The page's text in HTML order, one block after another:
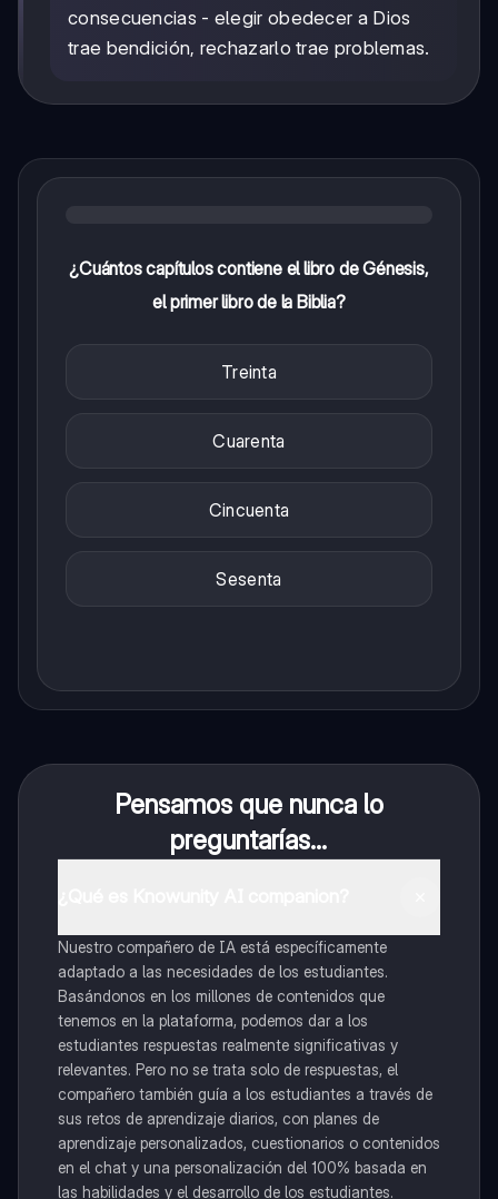
consecuencias - elegir obedecer a Dios
trae bendición, rechazarlo trae problemas.
¿Cuántos capítulos contiene el libro de Génesis,
el primer libro de la Biblia?
Treinta
Cuarenta
Cincuenta
Sesenta
Pensamos que nunca lo
preguntarías...
Nuestro compañero de IA está específicamente
adaptado a las necesidades de los estudiantes.
Basándonos en los millones de contenidos que
tenemos en la plataforma, podemos dar a los
estudiantes respuestas realmente significativas y
relevantes. Pero no se trata solo de respuestas, el
compañero también guía a los estudiantes a través de
sus retos de aprendizaje diarios, con planes de
aprendizaje personalizados, cuestionarios o contenidos
en el chat y una personalización del 100% basada en
las habilidades y el desarrollo de los estudiantes.